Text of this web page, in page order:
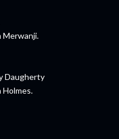
Merwanji.
Daugherty
Holmes.